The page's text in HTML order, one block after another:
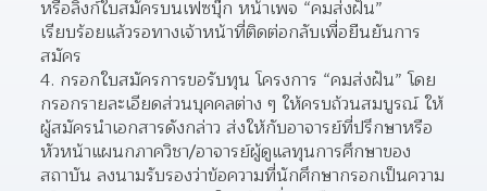
หรือลิงก์ใบสมัครบนเฟซบุ๊ก หน้าเพจ “คมส่งฝัน”
เรียบร้อยแล้วรอทางเจ้าหน้าที่ติดต่อกลับเพื่อยืนยันการ
สมัคร
กรอกใบสมัครการขอรับทุน โครงการ “คมส่งฝัน” โดย
กรอกรายละเอียดส่วนบุคคลต่าง ๆ ให้ครบถ้วนสมบูรณ์ ให้
ผู้สมัครนำเอกสารดังกล่าว ส่งให้กับอาจารย์ที่ปรึกษาหรือ
หัวหน้าแผนกภาควิชา/อาจารย์ผู้ดูแลทุนการศึกษาของ
สถาบัน ลงนามรับรองว่าข้อความที่นักศึกษากรอกเป็นความ